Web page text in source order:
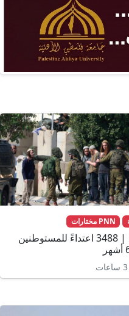
PNN مختارات
الضفة | 3488 اعتداءً للمستوطنين